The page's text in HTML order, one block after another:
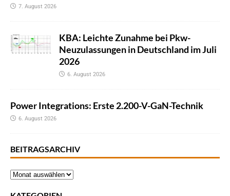
7. August 2026
KBA: Leichte Zunahme bei Pkw-
Neuzulassungen in Deutschland im Juli
2026
6. August 2026
Power Integrations: Erste 2.200-V-GaN-Technik
6. August 2026
BEITRAGSARCHIV